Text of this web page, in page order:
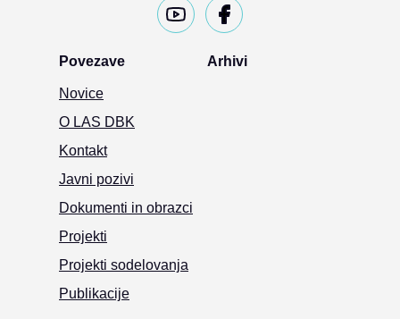
Povezave
Novice
O LAS DBK
Kontakt
Javni pozivi
Dokumenti in obrazci
Projekti
Projekti sodelovanja
Publikacije
Arhivi